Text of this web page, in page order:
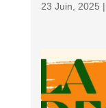
23 Juin, 2025 |